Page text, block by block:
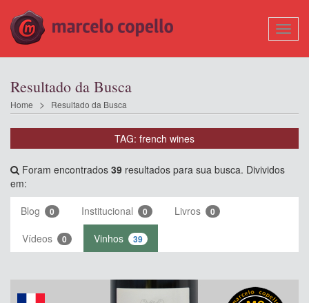
Resultado da Busca
Home Resultado da Busca
TAG: french wines
Foram encontrados 39 resultados para sua busca. Divividos
em:
Blog
0 Institucional 0 Livros 0
Vídeos 0 Vinhos 39